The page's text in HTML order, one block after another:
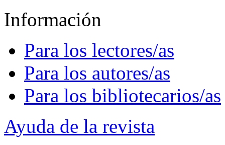
Información
Para los lectores/as
Para los autores/as
Para los bibliotecarios/as
Ayuda de la revista